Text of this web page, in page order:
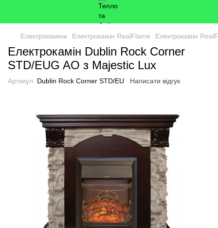
Електрокаміни Електрокамін RealFlame Електрокамін
Електрокамін Dublin Rock Corner
STD/EUG AO з Majestic Lux
Артикул: Dublin Rock Corner STD/EU Написати відгук